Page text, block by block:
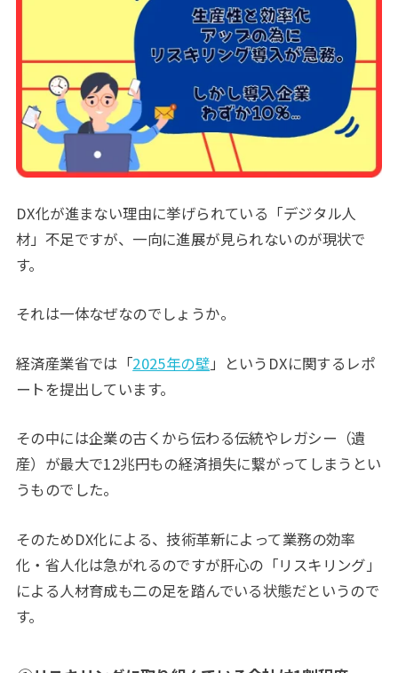
DX化が進まない理由に挙げられている「デジタル人
材」不足ですが、一向に進展が見られないのが現状で
す。
それは一体なぜなのでしょうか。
経済産業省では「2025年の壁」というDXに関するレポ
ートを提出しています。
その中には企業の古くから伝わる伝統やレガシー（遺
産）が最大で12兆円もの経済損失に繋がってしまうとい
うものでした。
そのためDX化による、技術革新によって業務の効率
化・省人化は急がれるのですが肝心の「リスキリング」
による人材育成も二の足を踏んでいる状態だというので
す。